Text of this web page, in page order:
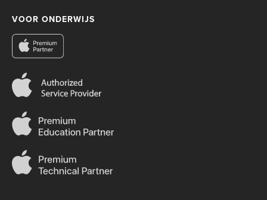
VOOR ONDERWIJS